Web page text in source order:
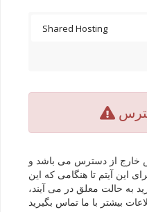
خارج از دسترس می باشد و
این آیتم تا هنگامی که این
به حالت معلق در می آیند،